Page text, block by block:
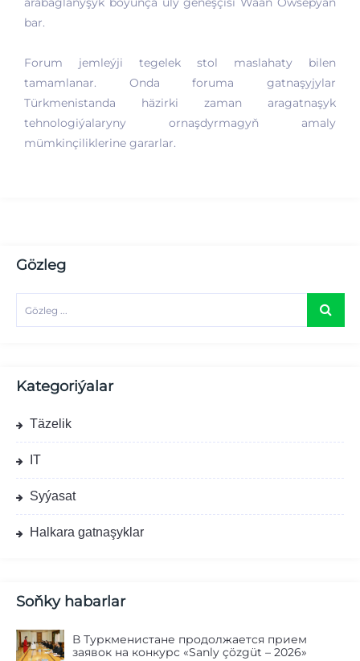
bar.
Forum jemleýji tegelek stol maslahaty bilen
tamamlanar. Onda foruma gatnaşyjylar
Türkmenistanda häzirki zaman aragatnaşyk
tehnologiýalaryny ornaşdyrmagyň amaly
mümkinçiliklerine gararlar.
Gözleg
Kategoriýalar
Täzelik
IT
Syýasat
Halkara gatnaşyklar
Soňky habarlar
В Туркменистане продолжается прием
заявок на конкурс «Sanly çözgüt – 2026»